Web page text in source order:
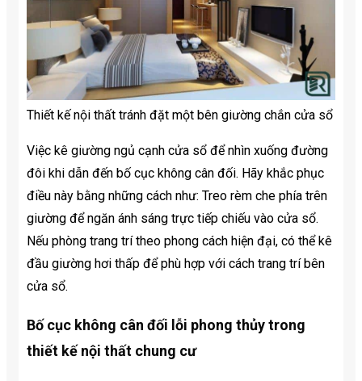
Thiết kế nội thất tránh đặt một bên giường chắn cửa sổ
Việc kê giường ngủ cạnh cửa sổ để nhìn xuống đường
đôi khi dẫn đến bố cục không cân đối. Hãy khắc phục
điều này bằng những cách như: Treo rèm che phía trên
giường để ngăn ánh sáng trực tiếp chiếu vào cửa sổ.
Nếu phòng trang trí theo phong cách hiện đại, có thể kê
đầu giường hơi thấp để phù hợp với cách trang trí bên
cửa sổ.
Bố cục không cân đối lỗi phong thủy trong
thiết kế nội thất chung cư